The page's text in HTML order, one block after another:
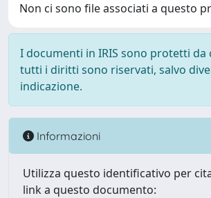
Non ci sono file associati a questo
I documenti in IRIS sono protetti da
tutti i diritti sono riservati, salvo
indicazione.
Informazioni
Utilizza questo identificativo per
link a questo documento: